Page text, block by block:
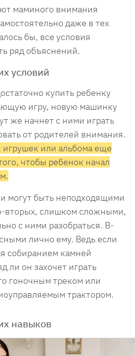
маминого внимания
даже в тех
бы, все условия
ряд объяснений.
условий
купить ребенку
игру, новую машинку
же начнет с ними играть
от родителей внимания.
игрушек или альбома еще
чтобы ребенок начал
могут быть неподходящими
вторых, слишком сложными,
с ними разобраться. В-
лично ему. Ведь если
собиранием камней
ли он захочет играть
гоночным треком или
трактором.
навыков